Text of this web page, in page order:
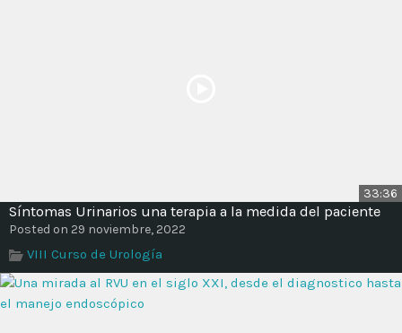
33:36
Síntomas Urinarios una terapia a la medida del paciente
Posted on 29 noviembre, 2022
VIII Curso de Urología